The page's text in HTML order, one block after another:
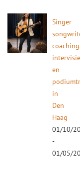
Singer
en
in
Den
Haag
01/10/
-
01/05/